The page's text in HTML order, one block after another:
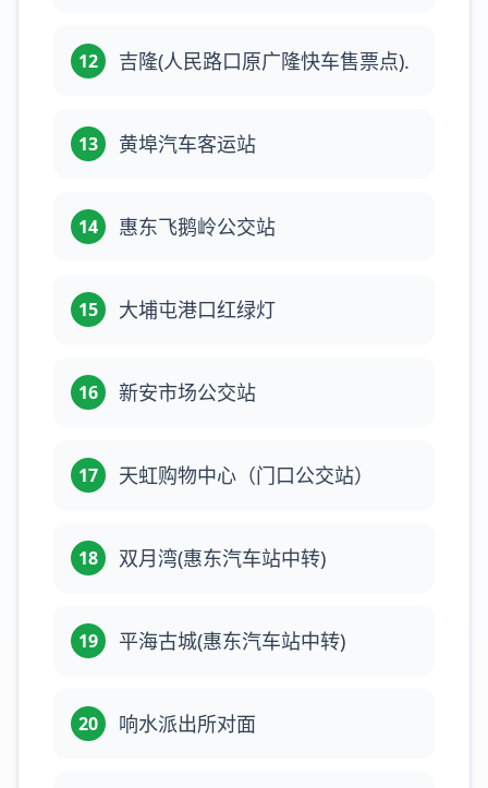
12 吉隆(人民路口原广隆快车售票点).
13 黄埠汽车客运站
14 惠东飞鹅岭公交站
15 大埔屯港口红绿灯
16 新安市场公交站
17 天虹购物中心（门口公交站）
18 双月湾(惠东汽车站中转)
19 平海古城(惠东汽车站中转)
20 响水派出所对面